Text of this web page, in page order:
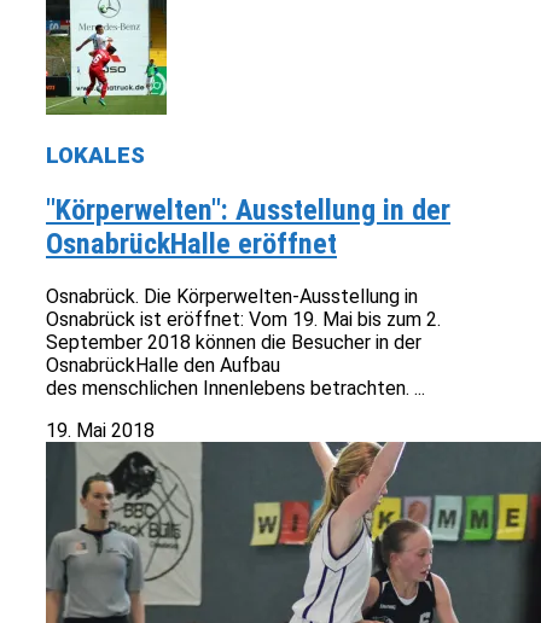
LOKALES
"Körperwelten": Ausstellung in der
OsnabrückHalle eröffnet
Osnabrück. Die Körperwelten-Ausstellung in
Osnabrück ist eröffnet: Vom 19. Mai bis zum 2.
September 2018 können die Besucher in der
OsnabrückHalle den Aufbau
des menschlichen Innenlebens betrachten. ...
19. Mai 2018